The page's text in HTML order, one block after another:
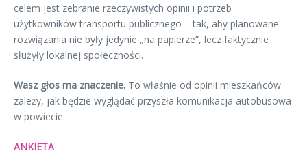
celem jest zebranie rzeczywistych opinii i potrzeb
użytkowników transportu publicznego – tak, aby planowane
rozwiązania nie były jedynie „na papierze”, lecz faktycznie
służyły lokalnej społeczności.
Wasz głos ma znaczenie. To właśnie od opinii mieszkańców
zależy, jak będzie wyglądać przyszła komunikacja autobusowa
w powiecie.
ANKIETA